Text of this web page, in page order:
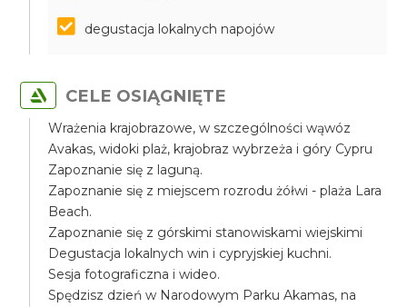
degustacja lokalnych napojów
CELE OSIĄGNIĘTE
Wrażenia krajobrazowe, w szczególności wąwóz
Avakas, widoki plaż, krajobraz wybrzeża i góry Cypru
Zapoznanie się z laguną.
Zapoznanie się z miejscem rozrodu żółwi - plaża Lara
Beach.
Zapoznanie się z górskimi stanowiskami wiejskimi
Degustacja lokalnych win i cypryjskiej kuchni.
Sesja fotograficzna i wideo.
Spędzisz dzień w Narodowym Parku Akamas, na